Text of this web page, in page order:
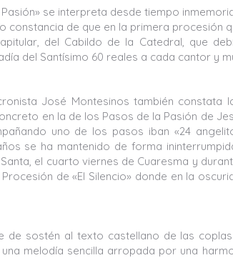
se interpreta desde tiempo
constancia de que en la primera procesión
del Cabildo de la Catedral, que
del Santísimo 60 reales a cada cantor y
José Montesinos también
en la de los Pasos de la Pasión de
uno de los pasos iban «24
se ha mantenido de forma
el cuarto viernes de Cuaresma y
de «El Silencio» donde en la
de sostén al texto castellano de las
melodía sencilla arropada por una